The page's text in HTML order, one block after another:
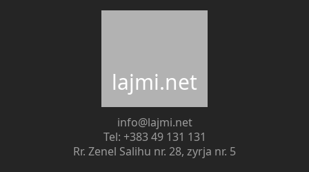
lajmi.net
info@lajmi.net
Tel: +383 49 131 131
Rr. Zenel Salihu nr. 28, zyrja nr. 5